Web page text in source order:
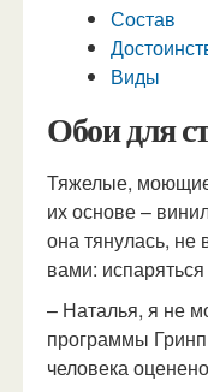
Состав
Виды
Обои для
Тяжелые,
их основе –
она тянулась, не
вами:
– Наталья, я не
программы
человека